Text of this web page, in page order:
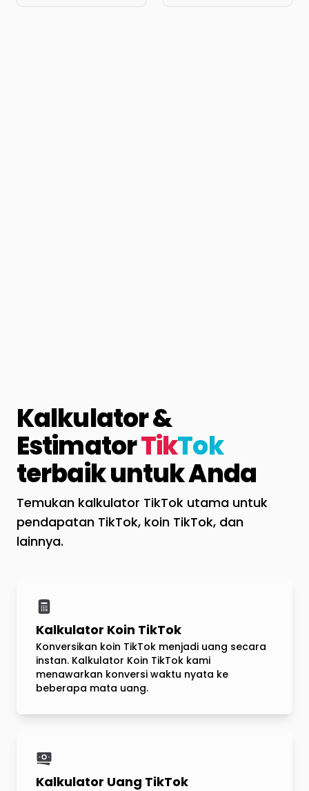
Kalkulator &
EstimatorTikTok
terbaik untuk Anda
Temukan kalkulator TikTok utama untuk
pendapatan TikTok, koin TikTok, dan
lainnya.
Kalkulator Koin TikTok
Konversikan koin TikTok menjadi uang secara
instan. Kalkulator Koin TikTok kami
menawarkan konversi waktu nyata ke
beberapa mata uang.
Kalkulator Uang TikTok